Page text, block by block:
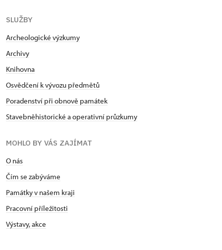
SLUŽBY
Archeologické výzkumy
Archivy
Knihovna
Osvědčení k vývozu předmětů
Poradenství při obnově památek
Stavebněhistorické a operativní průzkumy
MOHLO BY VÁS ZAJÍMAT
O nás
Čím se zabýváme
Památky v našem kraji
Pracovní příležitosti
Výstavy, akce